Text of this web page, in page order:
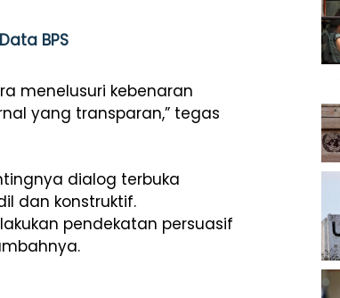
BPS
menelusuri kebenaran
yang transparan,” tegas
dialog terbuka
dan konstruktif.
pendekatan persuasif